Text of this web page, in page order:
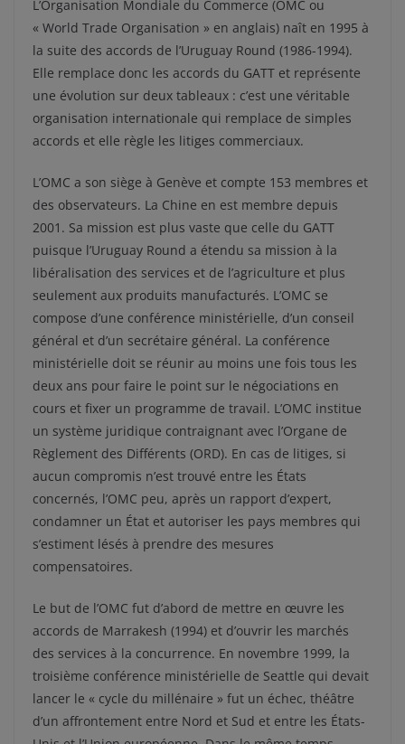
L’Organisation Mondiale du Commerce (OMC ou
« World Trade Organisation » en anglais) naît en 1995 à
la suite des accords de l’Uruguay Round (1986-1994).
Elle remplace donc les accords du GATT et représente
une évolution sur deux tableaux : c’est une véritable
organisation internationale qui remplace de simples
accords et elle règle les litiges commerciaux.
L’OMC a son siège à Genève et compte 153 membres et
des observateurs. La Chine en est membre depuis
2001. Sa mission est plus vaste que celle du GATT
puisque l’Uruguay Round a étendu sa mission à la
libéralisation des services et de l’agriculture et plus
seulement aux produits manufacturés. L’OMC se
compose d’une conférence ministérielle, d’un conseil
général et d’un secrétaire général. La conférence
ministérielle doit se réunir au moins une fois tous les
deux ans pour faire le point sur le négociations en
cours et fixer un programme de travail. L’OMC institue
un système juridique contraignant avec l’Organe de
Règlement des Différents (ORD). En cas de litiges, si
aucun compromis n’est trouvé entre les États
concernés, l’OMC peu, après un rapport d’expert,
condamner un État et autoriser les pays membres qui
s’estiment lésés à prendre des mesures
compensatoires.
Le but de l’OMC fut d’abord de mettre en œuvre les
accords de Marrakesh (1994) et d’ouvrir les marchés
des services à la concurrence. En novembre 1999, la
troisième conférence ministérielle de Seattle qui devait
lancer le « cycle du millénaire » fut un échec, théâtre
d’un affrontement entre Nord et Sud et entre les États-